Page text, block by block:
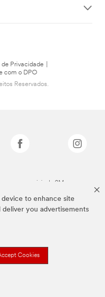
to enhance site
deliver you advertisements
Cookies
de Privacidade
com o DPO
Reservados.
comerciais da 3M.